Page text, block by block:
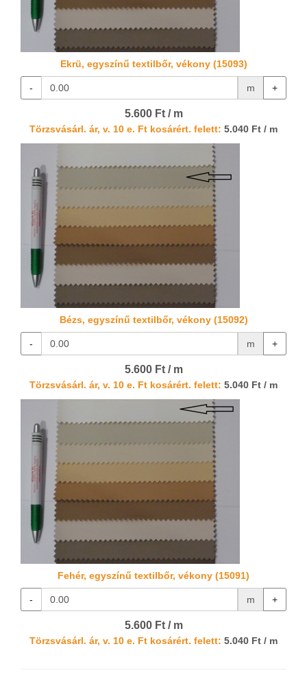
Ekrü, egyszínű textilbőr, vékony (15093)
- m +
5.600 Ft / m
Törzsvásárl. ár, v. 10 e. Ft kosárért. felett: 5.040 Ft / m
Bézs, egyszínű textilbőr, vékony (15092)
- m +
5.600 Ft / m
Törzsvásárl. ár, v. 10 e. Ft kosárért. felett: 5.040 Ft / m
Fehér, egyszínű textilbőr, vékony (15091)
- m +
5.600 Ft / m
Törzsvásárl. ár, v. 10 e. Ft kosárért. felett: 5.040 Ft / m